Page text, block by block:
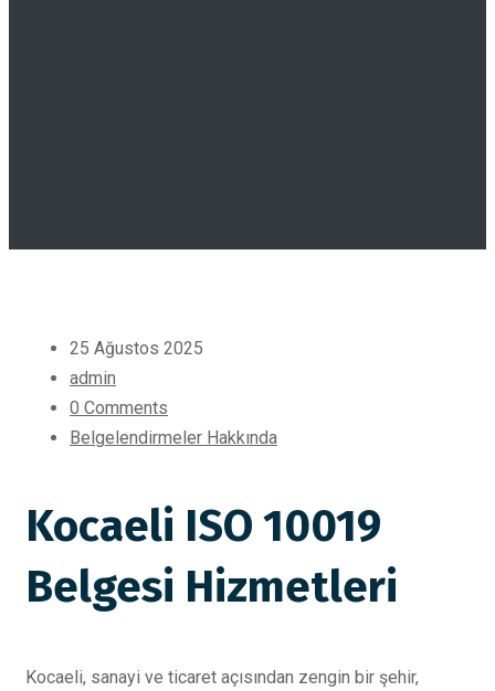
25 Ağustos 2025
admin
0 Comments
Belgelendirmeler Hakkında
Kocaeli ISO 10019
Belgesi Hizmetleri
Kocaeli, sanayi ve ticaret açısından zengin bir şehir,